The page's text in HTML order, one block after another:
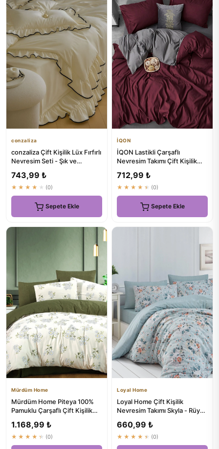
conzaliza
conzaliza Çift Kişilik Lüx Fırfırlı
Nevresim Seti - Şık ve
743,99 ₺
★★★★★ (0)
Sepete Ekle
İQON
İQON Lastikli Çarşaflı
Nevresim Takımı Çift Kişilik
712,99 ₺
★★★★★ (0)
Sepete Ekle
Mürdüm Home
Mürdüm Home Piteya 100%
Pamuklu Çarşaflı Çift Kişilik
1.168,99 ₺
★★★★★ (0)
Loyal Home
Loyal Home Çift Kişilik
Nevresim Takımı Skyla - Rüya
660,99 ₺
★★★★★ (0)